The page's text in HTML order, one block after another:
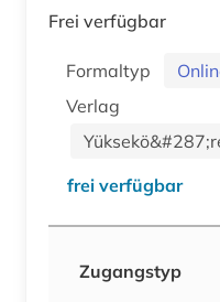
Frei verfügbar
Formaltyp
Verlag
frei verfügbar
Zugangstyp